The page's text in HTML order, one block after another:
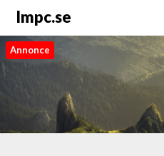
Impc.se
Annonce